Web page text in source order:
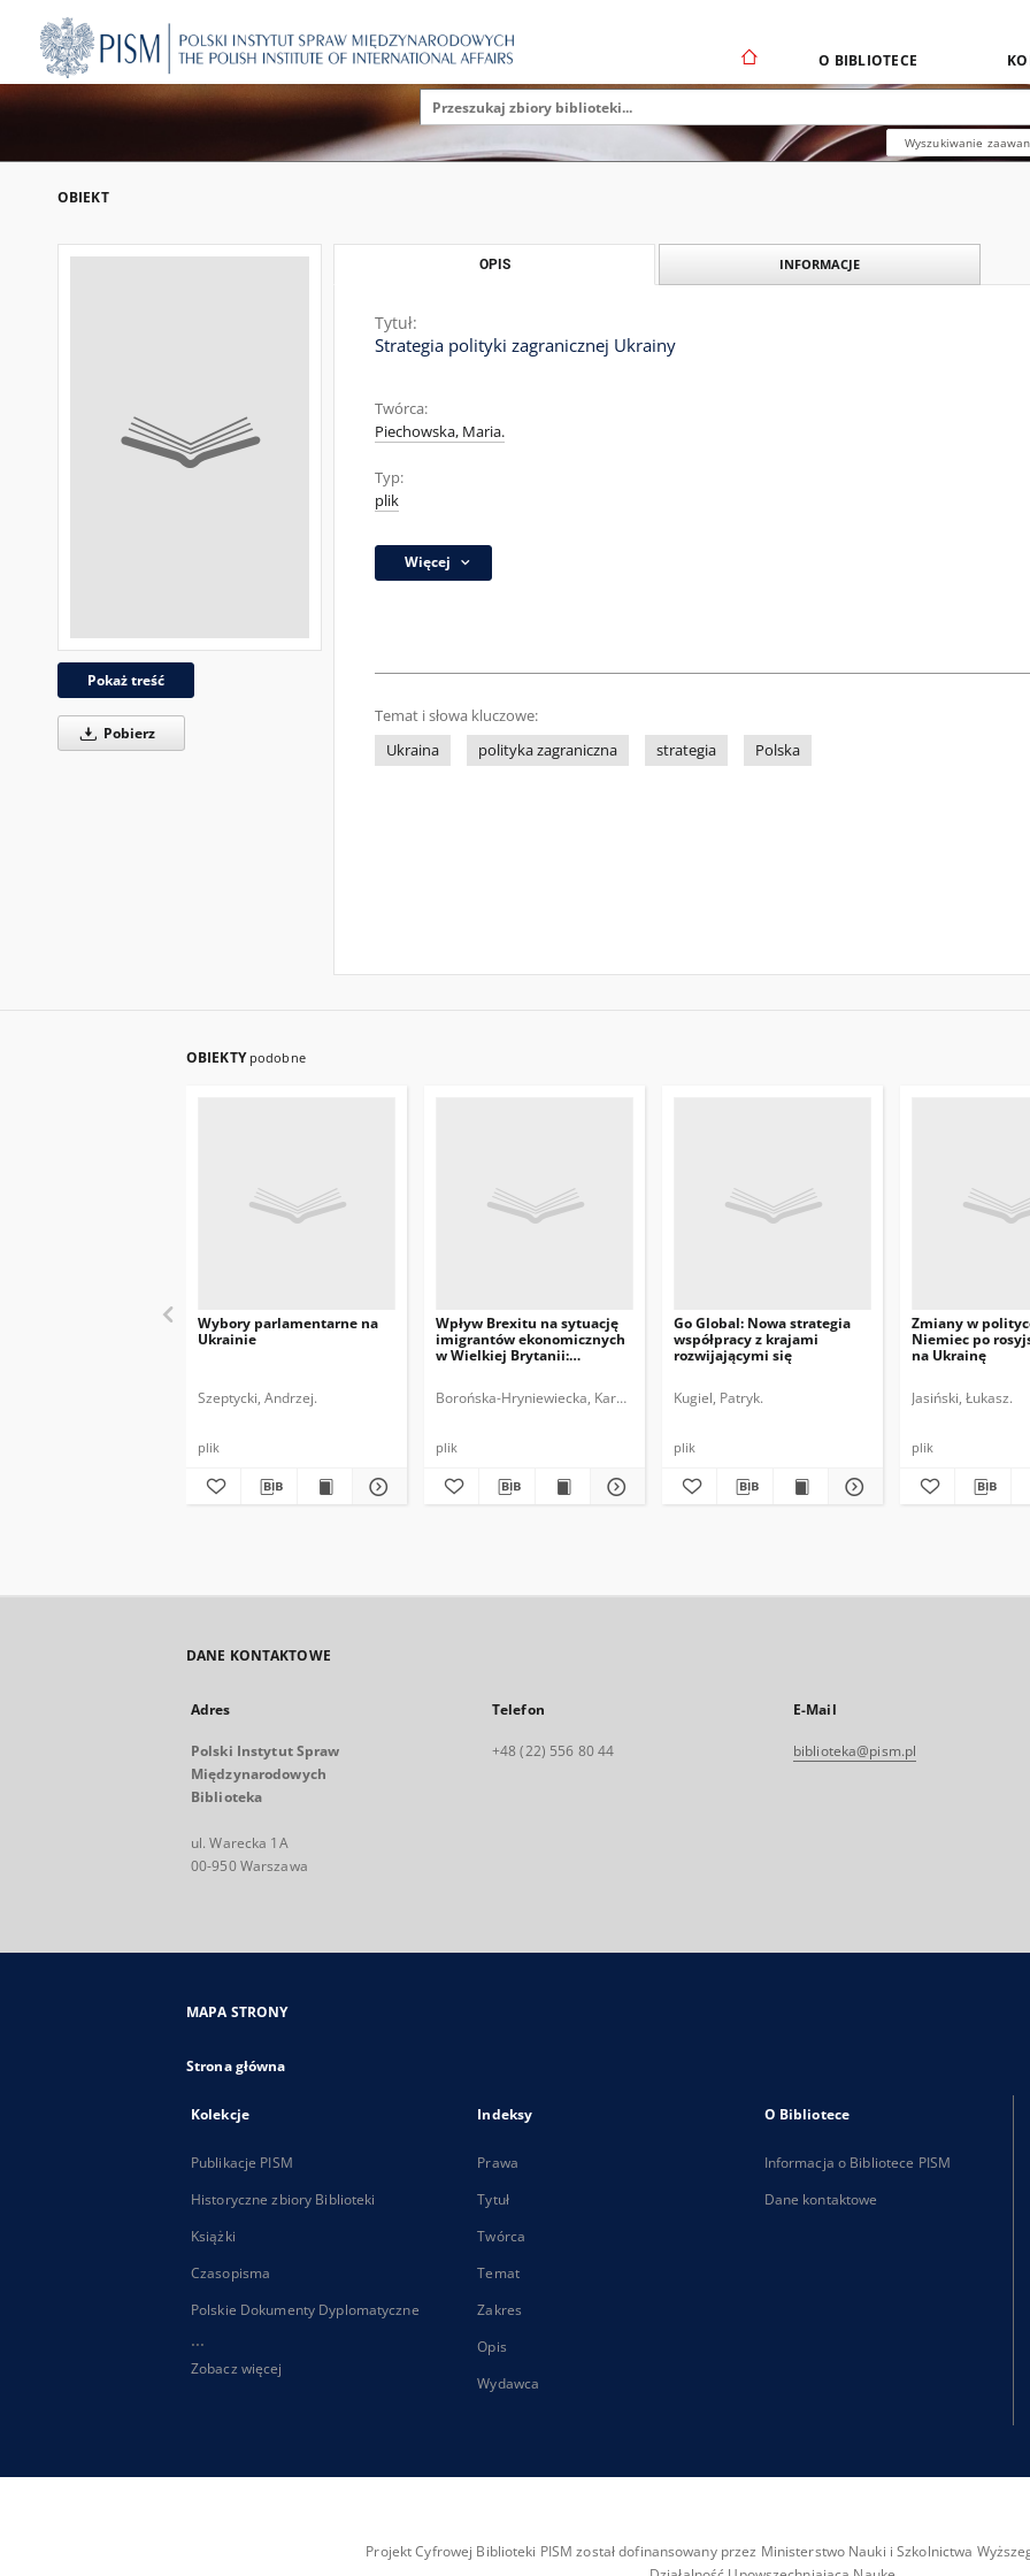
O BIBLIOTECE
Wyszukiwanie
OBIEKT
Pokaż treść
Pobierz
OPIS INFORMACJE
Tytuł:
Strategia polityki zagranicznej Ukrainy
Twórca:
Piechowska, Maria.
Typ:
plik
Więcej
Temat i słowa kluczowe:
Ukraina
polityka zagraniczna strategia Polska
OBIEKTY podobne
Wybory parlamentarne na
Ukrainie
Szeptycki, Andrzej.
plik
Wpływ Brexitu na sytuację
imigrantów ekonomicznych
w Wielkiej Brytanii:
Borońska-Hryniewiecka, Karolina.
plik
Go Global: Nowa strategia
współpracy z krajami
rozwijającymi się
Kugiel, Patryk.
plik
Zmiany w
Niemiec po
na Ukrainę
Jasiński, Łukasz.
plik
DANE KONTAKTOWE
Adres
Polski Instytut Spraw
Międzynarodowych
Biblioteka
ul. Warecka 1A
00-950 Warszawa
Telefon
+48 (22) 556 80 44
E-Mail
biblioteka@pism.pl
MAPA STRONY
Strona główna
Kolekcje
Publikacje PISM
Historyczne zbiory Biblioteki
Książki
Czasopisma
Polskie Dokumenty Dyplomatyczne
...
Zobacz więcej
Indeksy
Prawa
Tytuł
Twórca
Temat
Zakres
Opis
Wydawca
O Bibliotece
Informacja o Bibliotece PISM
Dane kontaktowe
Projekt Cyfrowej Biblioteki PISM został dofinansowany przez Ministerstwo Nauki i Szkolnictwa